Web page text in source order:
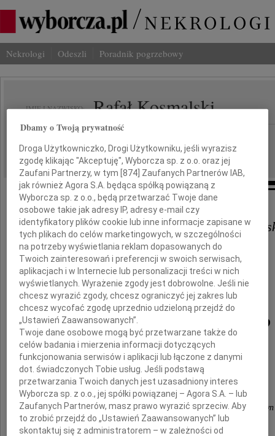
Nekrologi Odeszli Poradnik pogrzebowy
IMIĘ I NAZWISKO: Rafał Kosmalski
DATA EMISJI: 17.12.2009
Katarzynie Wawrzaszek-
wyrazy współczucia
z powodu śmierci Męża
Rafała Kosmalskiego
składają
Wojciech Kamiński, Beata Baranowska-Seweryn
oraz pracownicy Kancelarii Notarialnej
Dbamy o Twoją prywatność
Droga Użytkowniczko, Drogi Użytkowniku, jeśli wyrazisz
zgodę klikając "Akceptuję", Wyborcza sp. z o.o. oraz jej
Zaufani Partnerzy, w tym [874] Zaufanych Partnerów IAB,
jak również Agora S.A. będąca spółką powiązaną z
Wyborcza sp. z o.o., będą przetwarzać Twoje dane
osobowe takie jak adresy IP, adresy e-mail czy
identyfikatory plików cookie lub inne informacje zapisane w
tych plikach do celów marketingowych, w szczególności
na potrzeby wyświetlania reklam dopasowanych do
Twoich zainteresowań i preferencji w swoich serwisach,
aplikacjach i w Internecie lub personalizacji treści w nich
wyświetlanych. Wyrażenie zgody jest dobrowolne. Jeśli nie
chcesz wyrazić zgody, chcesz ograniczyć jej zakres lub
chcesz wycofać zgodę uprzednio udzieloną przejdź do
„Ustawień Zaawansowanych”.
Twoje dane osobowe mogą być przetwarzane także do
celów badania i mierzenia informacji dotyczących
funkcjonowania serwisów i aplikacji lub łączone z danymi
dot. świadczonych Tobie usług. Jeśli podstawą
przetwarzania Twoich danych jest uzasadniony interes
Wyborcza sp. z o.o., jej spółki powiązanej – Agora S.A. – lub
Zaufanych Partnerów, masz prawo wyrazić sprzeciw. Aby
to zrobić przejdź do „Ustawień Zaawansowanych” lub
skontaktuj się z administratorem – w zależności od